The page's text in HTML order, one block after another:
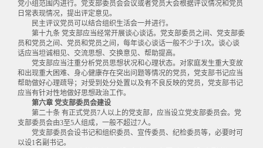
党小组范围内进行。党支部委员会会议或者党员大会根据评议情况和党员
日常表现情况，提出评定意见。
民主评议党员可以结合组织生活会一并进行。
第十九条 党支部应当经常开展谈心谈话。党支部委员之间、党支部委
员和党员之间、党员和党员之间，每年谈心谈话一般不少于1次。谈心谈
话应当坦诚相见、交流思想、交换意见、帮助提高。
党支部应当注重分析党员思想状况和心理状态。对家庭发生重大变故
和出现重大困难、身心健康存在突出问题等情况的党员，党支部书记应当
帮助做好心理疏导；对受到处分处置以及有不良反映的党员，党支部书记
应当有针对性地做好思想政治工作。
第六章 党支部委员会建设
第二十条 有正式党员7人以上的党支部，应当设立党支部委员会。党
支部委员会由3至5人组成，一般不超过7人。
党支部委员会设书记和组织委员、宣传委员、纪检委员等，必要时可
以设1名副书记。